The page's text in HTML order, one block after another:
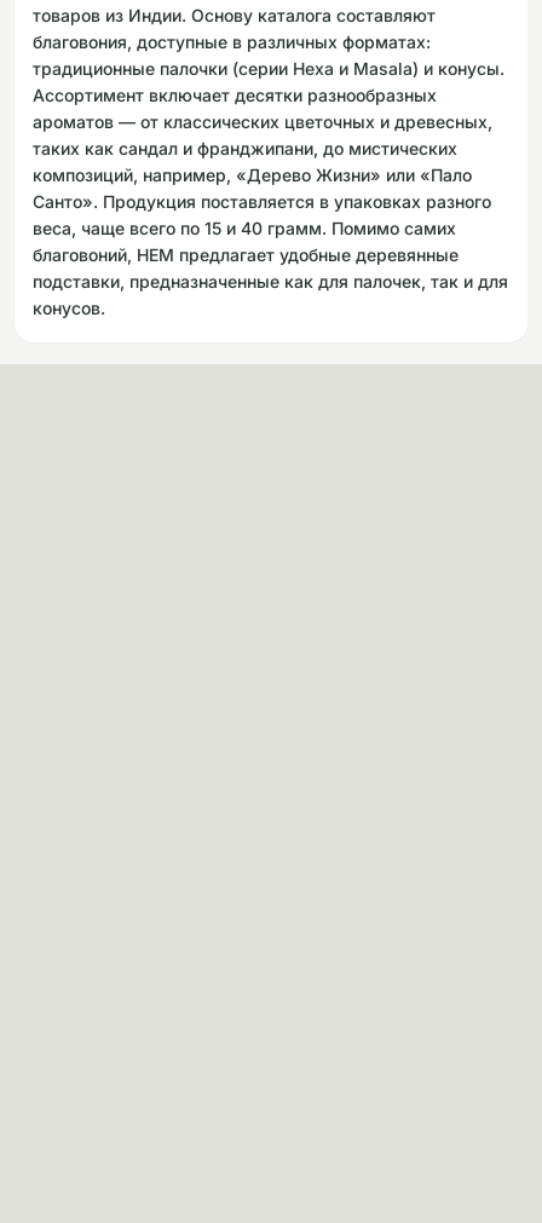
товаров из Индии. Основу каталога составляют
благовония, доступные в различных форматах:
традиционные палочки (серии Hexa и Masala) и конусы.
Ассортимент включает десятки разнообразных
ароматов — от классических цветочных и древесных,
таких как сандал и франджипани, до мистических
композиций, например, «Дерево Жизни» или «Пало
Санто». Продукция поставляется в упаковках разного
веса, чаще всего по 15 и 40 грамм. Помимо самих
благовоний, HEM предлагает удобные деревянные
подставки, предназначенные как для палочек, так и для
конусов.